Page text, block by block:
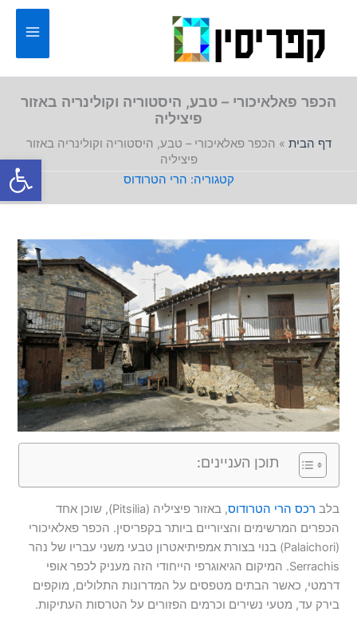
פתח
הכפר פאלאיכורי – טבע, היסטוריה וקולינריה באזור
פיציליה
דף הבית » הכפר פאלאיכורי – טבע, היסטוריה וקולינריה באזור
פיציליה
הרי הטרודוס
תוכן העניינים:
בלב רכס הרי הטרודוס
, באזור פיציליה (Pitsilia), שוכן אחד
הכפרים המרשימים והציוריים ביותר בקפריסין. הכפר פאלאיכורי
(Palaichori) בנוי בצורת אמפיתיאטרון טבעי משני עבריו של נהר
Serrachis. המיקום הגיאוגרפי הייחודי הזה מעניק לכפר אופי
דרמטי, כאשר הבתים מטפסים על המדרונות התלולים, מוקפים
בירק עד, מטעי נשירים וכרמים הפזורים על הטרסות העתיקות.